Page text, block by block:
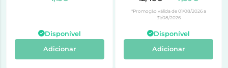
Disponível
Adicionar
*Promoção válida de 01/08/2026 a
31/08/2026
Disponível
Adicionar